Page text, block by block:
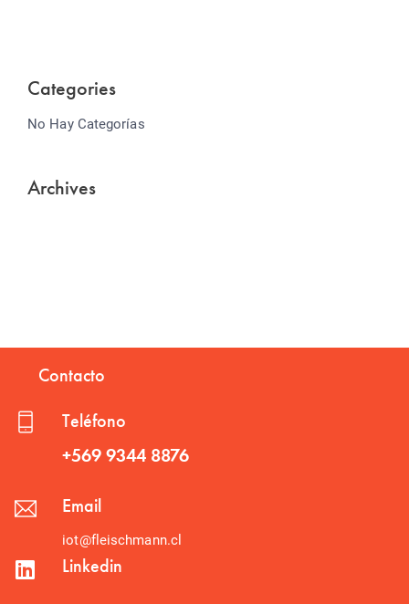
Categories
No Hay Categorías
Archives
Contacto
Teléfono
+569 9344 8876
Email
iot@fleischmann.cl
Linkedin